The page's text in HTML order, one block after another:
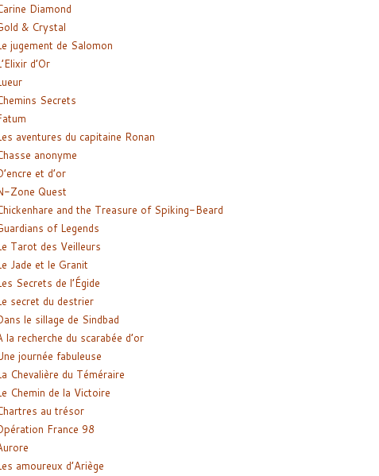
Diamond
& Crystal
jugement de Salomon
d’Or
Secrets
aventures du capitaine Ronan
anonyme
et d’or
Zone Quest
and the Treasure of Spiking-Beard
of Legends
Tarot des Veilleurs
Jade et le Granit
Secrets de l’Égide
secret du destrier
le sillage de Sindbad
la recherche du scarabée d’or
journée fabuleuse
Chevalière du Téméraire
Chemin de la Victoire
au trésor
France 98
amoureux d’Ariège